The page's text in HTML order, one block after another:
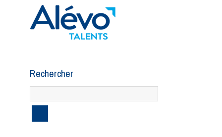
Rechercher